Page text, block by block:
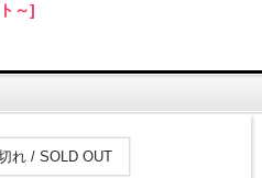
～]
れ / SOLD OUT